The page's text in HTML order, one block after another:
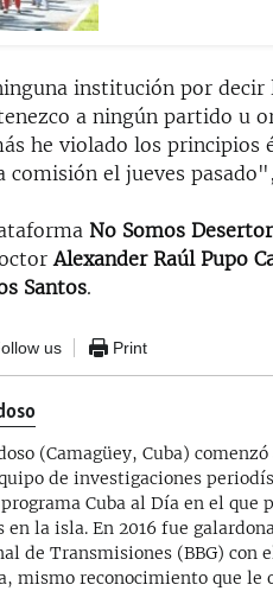
institución por decir
a ningún partido u
he violado los principios
el jueves
No Somos
Alexander Raúl Pupo
Santos.
us Print
(Camagüey, Cuba)
de investigaciones
Cuba al Día en el
en la isla. En 2016 fue
de Transmisiones (BBG) con
mismo reconocimiento que le